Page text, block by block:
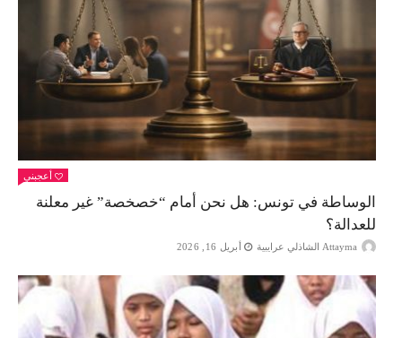
أعجبني
الوساطة في تونس: هل نحن أمام “خصخصة” غير معلنة
للعدالة؟
Attayma الشاذلي عرايبية أبريل 16, 2026